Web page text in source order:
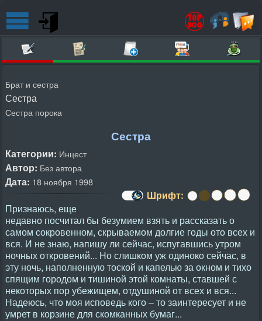
Брат и сестра
Сестра
Сестра порока
Сестра
Категории: Инцест
Автор: Без автора
Дата: 18 ноября 1998
Шрифт:
Признаюсь, еще
недавно посчитал бы безумием взять и рассказать о
самом сокровенном, скрываемом долгие годы ото всех и
вся. И не знаю, напишу ли сейчас, испугавшись утром
ночных откровений... Но слишком уж одиноко сейчас, в
эту ночь, наполненную тоской и капелью за окном и тихо
спящим городом и тишиной этой комнаты, ставшей с
некоторых пор убежищем, отдушиной от всех и вся...
Надеюсь, что моя исповедь кого – то заинтересует и не
умрет в корзине для скомканных бумаг...